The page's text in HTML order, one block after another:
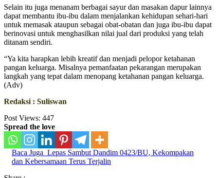
Selain itu juga menanam berbagai sayur dan masakan dapur lainnya
dapat membantu ibu-ibu dalam menjalankan kehidupan sehari-hari
untuk memasak ataupun sebagai obat-obatan dan juga ibu-ibu dapat
berinovasi untuk menghasilkan nilai jual dari produksi yang telah
ditanam sendiri.
“Ya kita harapkan lebih kreatif dan menjadi pelopor ketahanan
pangan keluarga. Misalnya pemanfaatan pekarangan merupakan
langkah yang tepat dalam menopang ketahanan pangan keluarga.
(Adv)
Redaksi : Suliswan
Post Views: 447
Spread the love
Baca Juga Lepas Sambut Dandim 0423/BU, Kekompakan
dan Kebersamaan Terus Terjalin